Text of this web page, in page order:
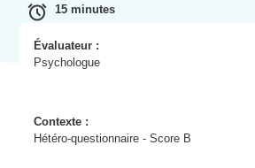
15 minutes
Évaluateur :
Psychologue
Contexte :
Hétéro-questionnaire - Score B